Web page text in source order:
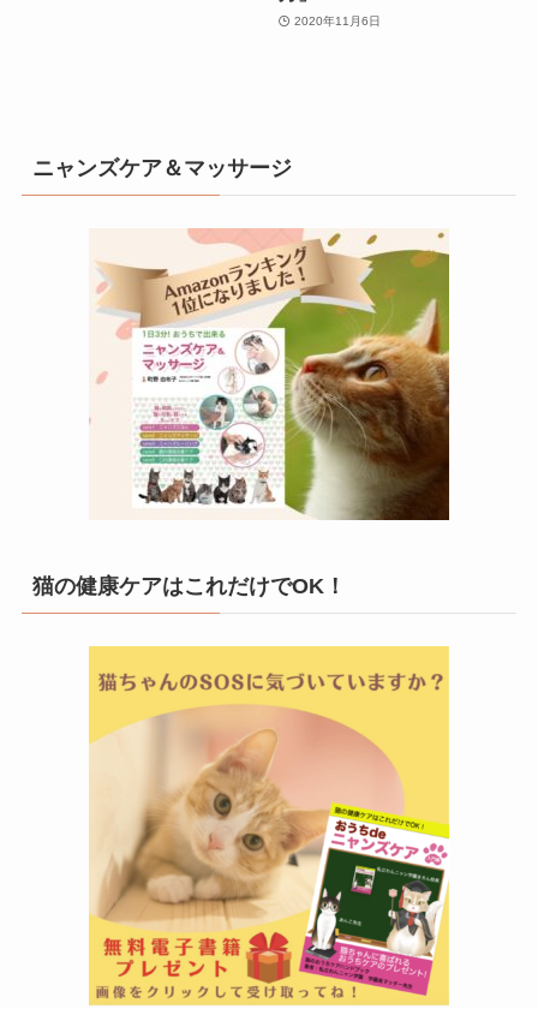
2020年11月6日
ニャンズケア＆マッサージ
猫の健康ケアはこれだけでOK！